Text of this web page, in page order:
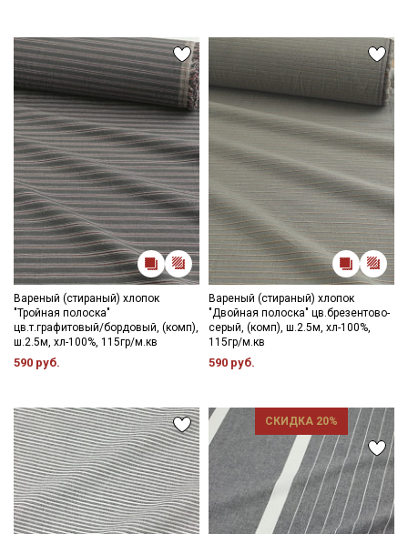
Вареный (стираный) хлопок
"Тройная полоска"
цв.т.графитовый/бордовый, (комп),
ш.2.5м, хл-100%, 115гр/м.кв
590 руб.
Вареный (стираный) хлопок
"Двойная полоска" цв.брезентово-
серый, (комп), ш.2.5м, хл-100%,
115гр/м.кв
590 руб.
СКИДКА 20%
Ознакомлен(а) сПолитикой обработки персональных
данныхи даюСогласие на обработку персональных
данных
ДаюСогласие на получение рекламных и
информационных рассылок